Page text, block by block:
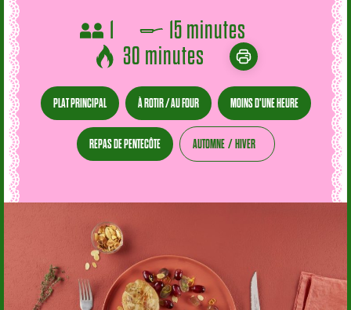
1
15 minutes
30 minutes
PLAT PRINCIPAL À ROTIR / AU FOUR MOINS D'UNE HEURE
REPAS DE PENTECÔTE AUTOMNE HIVER